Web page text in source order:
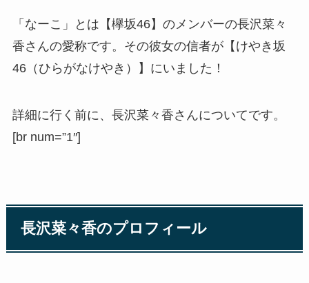
「なーこ」とは【欅坂46】のメンバーの長沢菜々
香さんの愛称です。その彼女の信者が【けやき坂
46（ひらがなけやき）】にいました！
詳細に行く前に、長沢菜々香さんについてです。
[br num=”1″]
長沢菜々香のプロフィール